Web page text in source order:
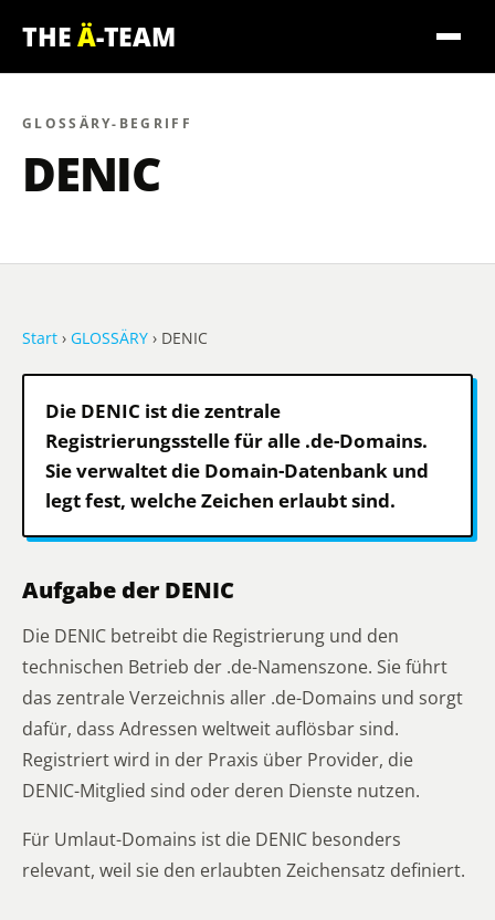
THEÄ-TEAM
GLOSSÄRY-BEGRIFF
DENIC
Start › GLOSSÄRY › DENIC
Die DENIC ist die zentrale
Registrierungsstelle für alle .de-Domains.
Sie verwaltet die Domain-Datenbank und
legt fest, welche Zeichen erlaubt sind.
Aufgabe der DENIC
Die DENIC betreibt die Registrierung und den
technischen Betrieb der .de-Namenszone. Sie führt
das zentrale Verzeichnis aller .de-Domains und sorgt
dafür, dass Adressen weltweit auflösbar sind.
Registriert wird in der Praxis über Provider, die
DENIC-Mitglied sind oder deren Dienste nutzen.
Für Umlaut-Domains ist die DENIC besonders
relevant, weil sie den erlaubten Zeichensatz definiert.